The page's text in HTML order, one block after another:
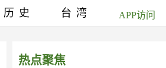
热点聚焦
历史 台湾 APP访问